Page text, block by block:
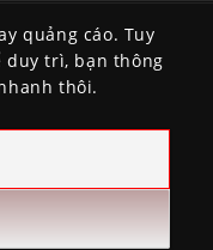
quảng cáo. Tuy
duy trì, bạn thông
thôi.